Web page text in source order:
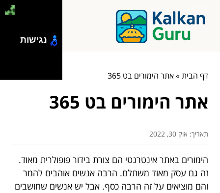
דף הבית»אתר הימורים בט 365
אתר הימורים בט 365
תאריך: אוק 30, 2022
הימורים באתר אינטרנטי הם צורת בידור פופולרית מאוד.
זה גם עסק מאוד משתלם. הרבה אנשים אוהבים להמר
והם מוציאים על זה הרבה כסף. אבל יש אנשים שחושבים
נגישות